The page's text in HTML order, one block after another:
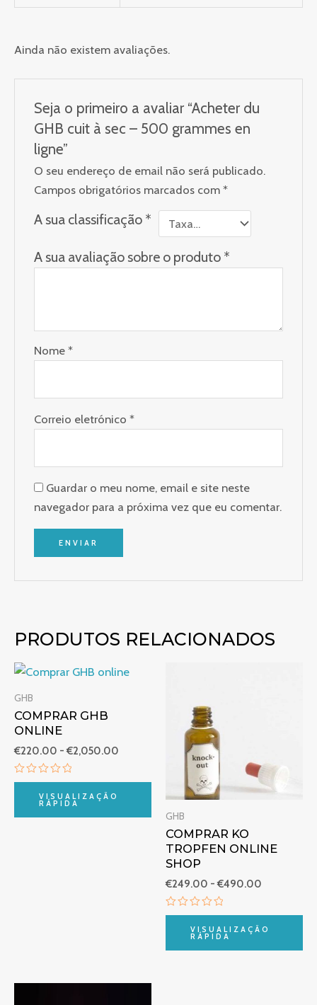
Ainda não existem avaliações.
Seja o primeiro a avaliar “Acheter du
GHB cuit à sec – 500 grammes en
ligne”
O seu endereço de email não será publicado.
Campos obrigatórios marcados com*
A sua classificação *
A sua avaliação sobre o produto *
Nome*
Correio eletrónico*
Guardar o meu nome, email e site neste
navegador para a próxima vez que eu comentar.
PRODUTOS RELACIONADOS
GHB
COMPRAR GHB
ONLINE
€220.00 - €2,050.00
Gama
Avaliação
VISUALIZAÇÃO
RÁPIDA
GHB
COMPRAR KO
TROPFEN ONLINE
SHOP
€249.00 - €490.00
Avaliação
VISUALIZAÇÃO
RÁPIDA